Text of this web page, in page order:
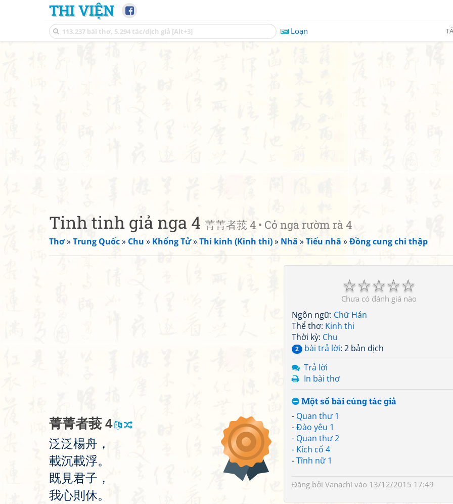
THI VIỆN
Loạn
Tinh tinh giả nga 4 菁菁者莪 4 • Cỏ nga rườm rà 4
Thơ»Trung Quốc» Chu » Khổng Tử»Thi kinh (Kinh thi)» Nhã »Tiểu nhã »Đồng cung chi thập
☆
☆
☆
☆
☆
Chưa có đánh giá nào
Ngôn ngữ: Chữ Hán
Thể thơ: Kinh thi
Thời kỳ: Chu
2 bài trả lời: 2 bản dịch
Trả lời
In bài thơ
Một số bài cùng tác giả
- Quan thư 1
-Đào yêu 1
- Quan thư 2
- Kích cổ 4
-Tĩnh nữ 1
Đăng bởi Vanachi vào 13/12/2015 17:49
菁菁者莪 4
泛泛楊舟 ，
載沉載浮。
既見君子 ，
我心則 休。